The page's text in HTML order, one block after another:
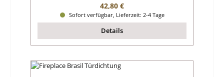
Regulärer Preis:
42,80 €
Sofort verfügbar, Lieferzeit: 2-4 Tage
Details